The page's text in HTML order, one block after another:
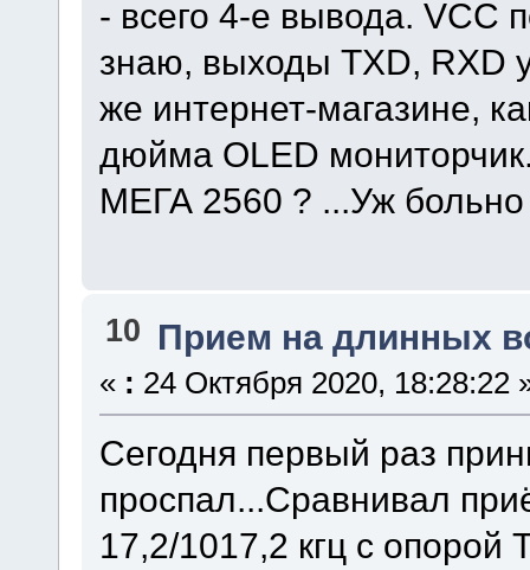
- всего 4-е вывода. VCC
знаю, выходы TXD, RXD
же интернет-магазине,
дюйма OLED
МЕГА 2560 ? ...Уж
10 Прием на длинных
« : 24 Октября 2020, 18:28:22
Сегодня первый раз
проспал...Сравнивал
17,2/1017,2 кгц с